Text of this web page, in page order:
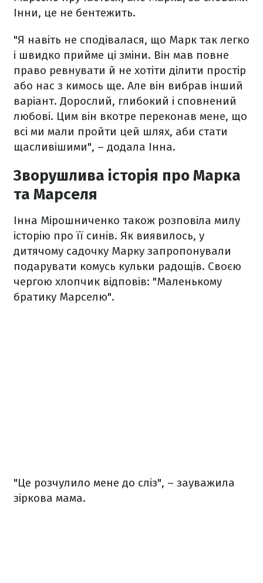
Інни, це не бентежить.
"Я навіть не сподівалася, що Марк так легко
і швидко прийме ці зміни. Він мав повне
право ревнувати й не хотіти ділити простір
або нас з кимось ще. Але він вибрав інший
варіант. Дорослий, глибокий і сповнений
любові. Цим він вкотре переконав мене, що
всі ми мали пройти цей шлях, аби стати
щасливішими", – додала Інна.
Зворушлива історія про Марка
та Марселя
Інна Мірошниченко також розповіла милу
історію про її синів. Як виявилось, у
дитячому садочку Марку запропонували
подарувати комусь кульки радощів. Своєю
чергою хлопчик відповів: "Маленькому
братику Марселю".
"Це розчулило мене до сліз", – зауважила
зіркова мама.